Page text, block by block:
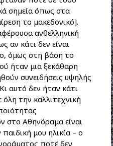
σημεία όπως στα
το μακεδονικό].
ανθελληνική
αν κάτι δεν είναι
όμως στη βάση το
ήταν μια ξεκάθαρη
συνειδήσεις υψηλής
αυτό δεν ήταν κάτι
την καλλιτεχνική
στο Αθηνόραμα είναι
μου ηλικία – ο
ποτέ δεν